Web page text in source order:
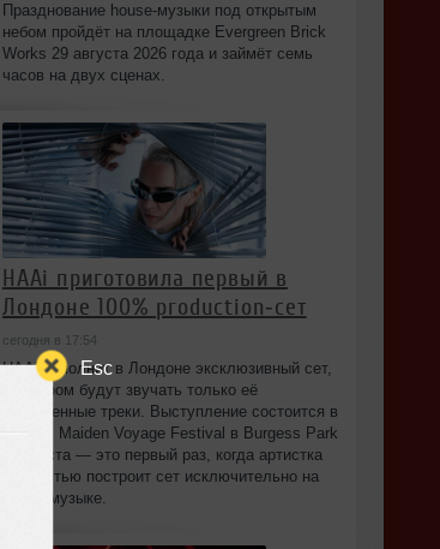
Esc
Празднование house-музыки под открытым
небом пройдёт на площадке Evergreen Brick
Works 29 августа 2026 года и займёт семь
часов на двух сценах.
HAAi приготовила первый в
Лондоне 100% production‑сет
сегодня в 17:54
HAAi исполнит в Лондоне эксклюзивный сет,
в котором будут звучать только её
собственные треки. Выступление состоится в
рамках Maiden Voyage Festival в Burgess Park
8 августа — это первый раз, когда артистка
полностью построит сет исключительно на
своей музыке.